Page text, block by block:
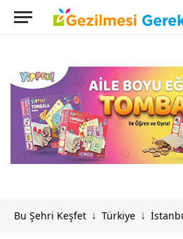
Bu Şehri Keşfet ↓ Türkiye ↓